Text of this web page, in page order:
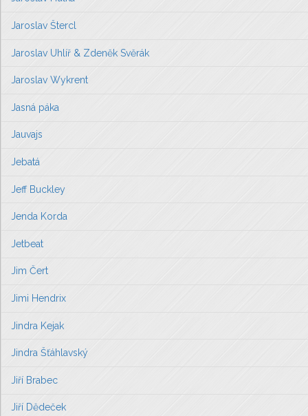
Jaroslav Štercl
Jaroslav Uhlíř & Zdeněk Svěrák
Jaroslav Wykrent
Jasná páka
Jauvajs
Jebatá
Jeff Buckley
Jenda Korda
Jetbeat
Jim Čert
Jimi Hendrix
Jindra Kejak
Jindra Šťáhlavský
Jiří Brabec
Jiří Dědeček